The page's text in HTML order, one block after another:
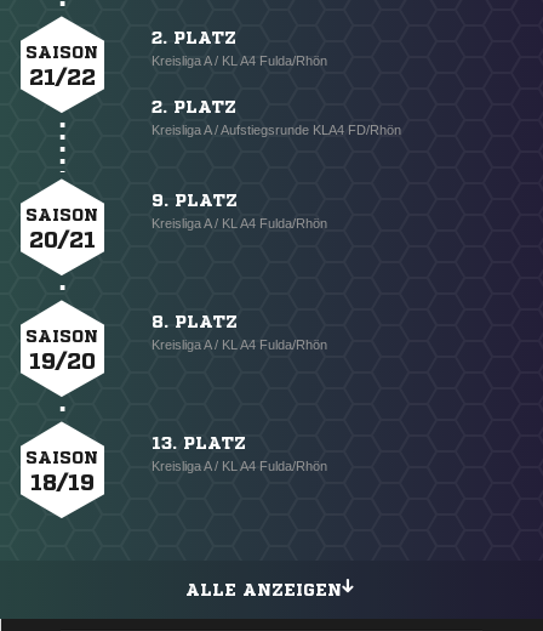
SAISON
21/22
2. PLATZ
Kreisliga A / KL A4 Fulda/Rhön
2. PLATZ
Kreisliga A / Aufstiegsrunde KLA4 FD/Rhön
SAISON
20/21
9. PLATZ
Kreisliga A / KL A4 Fulda/Rhön
SAISON
19/20
8. PLATZ
Kreisliga A / KL A4 Fulda/Rhön
SAISON
18/19
13. PLATZ
Kreisliga A / KL A4 Fulda/Rhön
ALLE ANZEIGEN